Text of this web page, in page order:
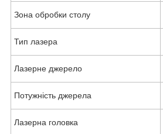
Зона обробки столу
Тип лазера
Лазерне джерело
Потужність джерела
Лазерна головка